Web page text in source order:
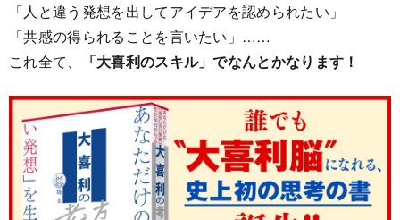
「人と違う発想を出してアイデアを認められたい」
「共感の得られることを言いたい」……
これ全て、
「大喜利のスキル」でなんとかなります！